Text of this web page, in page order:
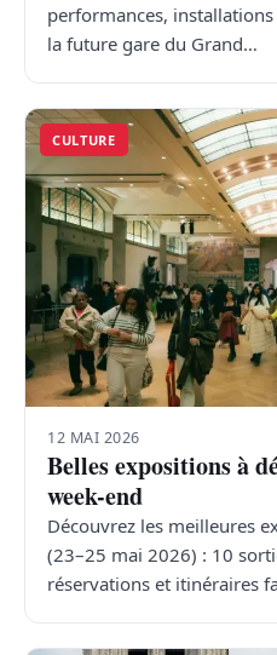
performances,
la future gare du Grand…
CULTURE
12 MAI 2026
Belles expositions à
week-end
Découvrez les meilleures
(23–25 mai 2026) : 10
réservations et itinéraires